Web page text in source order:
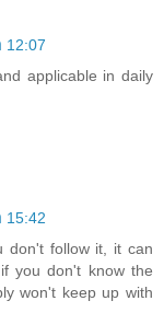
12:07
applicable in daily
15:42
don't follow it, it can
you don't know the
won't keep up with